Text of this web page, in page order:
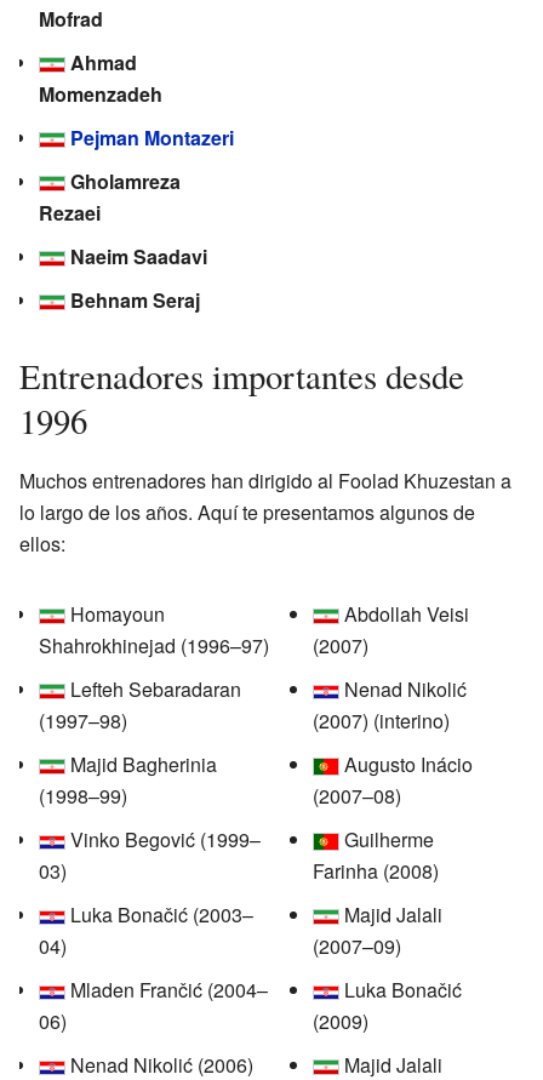
Mofrad
Ahmad
Momenzadeh
Pejman Montazeri
Gholamreza
Rezaei
Naeim Saadavi
Behnam Seraj
Entrenadores importantes desde
1996
Muchos entrenadores han dirigido al Foolad Khuzestan a
lo largo de los años. Aquí te presentamos algunos de
ellos:
Homayoun
Shahrokhinejad (1996–97)
Lefteh Sebaradaran
(1997–98)
Majid Bagherinia
(1998–99)
Vinko Begović (1999–
03)
Luka Bonačić (2003–
04)
Mladen Frančić (2004–
06)
Nenad Nikolić (2006)
Abdollah Veisi
(2007)
Nenad Nikolić
(2007) (interino)
Augusto Inácio
(2007–08)
Guilherme
Farinha (2008)
Majid Jalali
(2007–09)
Luka Bonačić
(2009)
Majid Jalali